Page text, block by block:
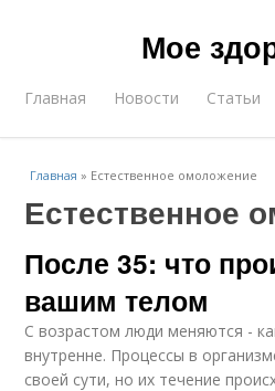
Мое
Главная Новости Статьи
Главная » Естественное омоложение
Естественное
После 35: что
вашим телом
С возрастом люди меняются -
внутренне. Процессы в
своей сути, но их течение